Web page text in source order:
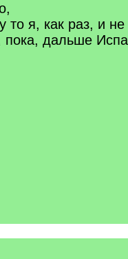
то я, как раз, и
дальше